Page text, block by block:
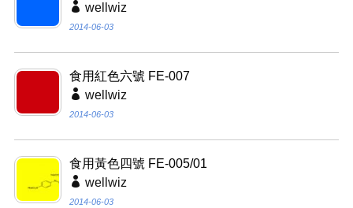
wellwiz
2014-06-03
食用紅色六號 FE-007
wellwiz
2014-06-03
食用黃色四號 FE-005/01
wellwiz
2014-06-03